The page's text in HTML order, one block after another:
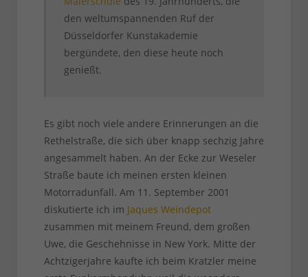
den weltumspannenden Ruf der
Düsseldorfer Kunstakademie
bergündete, den diese heute noch
genießt.
Es gibt noch viele andere Erinnerungen an die
Rethelstraße, die sich über knapp sechzig Jahre
angesammelt haben. An der Ecke zur Weseler
Straße baute ich meinen ersten kleinen
Motorradunfall. Am 11. September 2001
diskutierte ich im Jaques Weindepot
zusammen mit meinem Freund, dem großen
Uwe, die Geschehnisse in New York. Mitte der
Achtzigerjahre kaufte ich beim Kratzler meine